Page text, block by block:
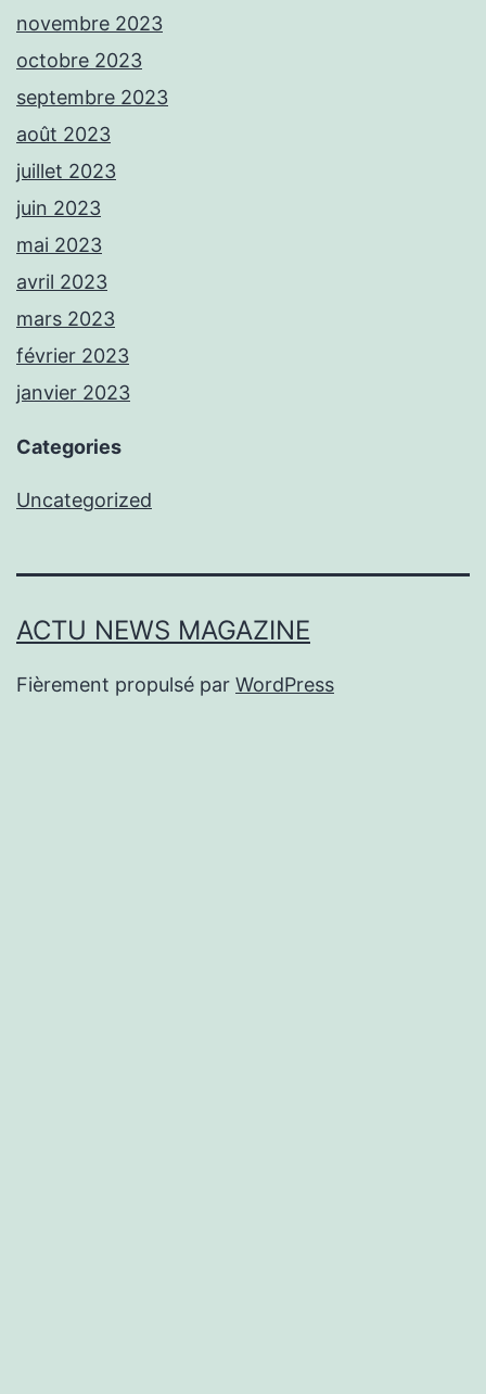
novembre 2023
octobre 2023
septembre 2023
août 2023
juillet 2023
juin 2023
mai 2023
avril 2023
mars 2023
février 2023
janvier 2023
Categories
Uncategorized
ACTU NEWS MAGAZINE
Fièrement propulsé par WordPress